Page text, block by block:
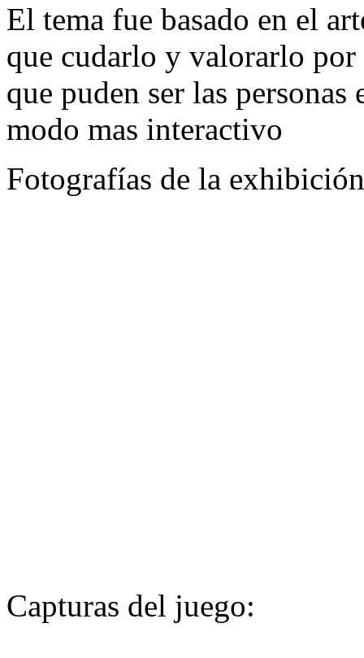
El tema fue basado en el
que cudarlo y valorarlo por
que puden ser las
modo mas interactivo
Fotografías de la
Capturas del juego: